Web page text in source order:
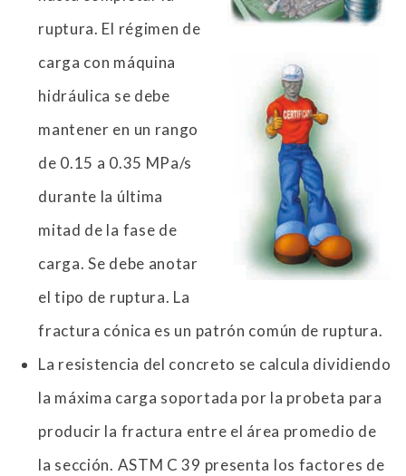
ruptura. El régimen de
carga con máquina
hidráulica se debe
mantener en un rango
de 0.15 a 0.35 MPa/s
durante la última
mitad de la fase de
carga. Se debe anotar
el tipo de ruptura. La
fractura cónica es un patrón común de ruptura.
La resistencia del concreto se calcula dividiendo
la máxima carga soportada por la probeta para
producir la fractura entre el área promedio de
la sección. ASTM C 39 presenta los factores de